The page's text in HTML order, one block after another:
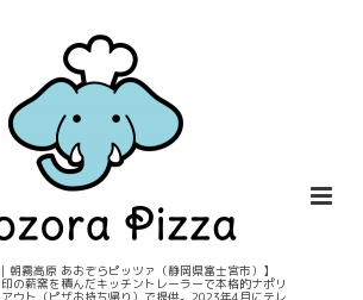
朝霧高原 あおぞらピッツァ（静岡県富士宮市）】
の薪窯を積んだキッチントレーラーで本格的ナポリ